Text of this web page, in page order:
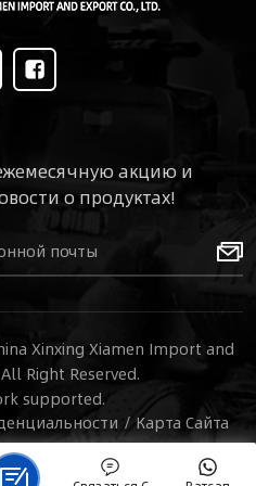
акцию и
о продуктах!
Xinxing Xiamen Import and
Right Reserved.
supported.
/ Карта Сайта